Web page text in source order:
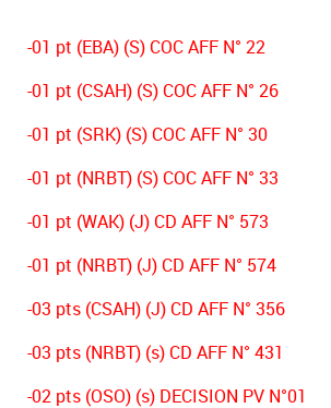
-01 pt (EBA) (S) COC AFF N° 22
-01 pt (CSAH) (S) COC AFF N° 26
-01 pt (SRK) (S) COC AFF N° 30
-01 pt (NRBT) (S) COC AFF N° 33
-01 pt (WAK) (J) CD AFF N° 573
-01 pt (NRBT) (J) CD AFF N° 574
-03 pts (CSAH) (J) CD AFF N° 356
-03 pts (NRBT) (s) CD AFF N° 431
-02 pts (OSO) (s) DECISION PV N°01